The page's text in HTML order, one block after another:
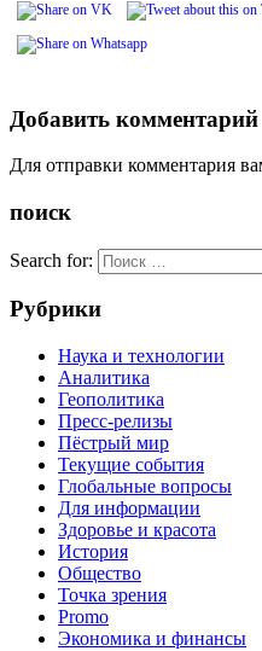
Добавить комментарий
Для отправки комментария
поиск
Search for:
Рубрики
Наука и технологии
Аналитика
Геополитика
Пресс-релизы
Пёстрый мир
Текущие события
Глобальные вопросы
Для информации
Здоровье и красота
История
Общество
Точка зрения
Promo
Экономика и финансы